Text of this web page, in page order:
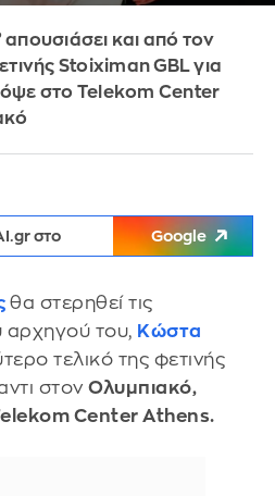
και από τον
Stoiximan GBL για
στο Telekom Center
στο Google
θα στερηθεί τις
αρχηγού του, Κώστα
τελικό της φετινής
στον Ολυμπιακό,
Center Athens.